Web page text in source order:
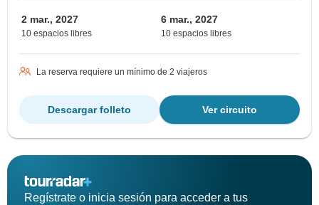
2 mar., 2027
10 espacios libres
6 mar., 2027
10 espacios libres
La reserva requiere un mínimo de 2 viajeros
Ver circuito
Descargar folleto
Regístrate o inicia sesión para acceder a tus